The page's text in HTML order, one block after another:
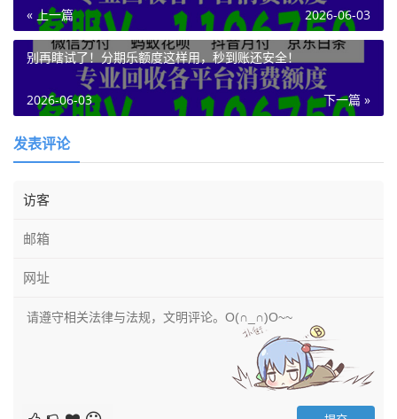
« 上一篇
2026-06-03
别再瞎试了！分期乐额度这样用，秒到账还安全！
下一篇 »
2026-06-03
发表评论